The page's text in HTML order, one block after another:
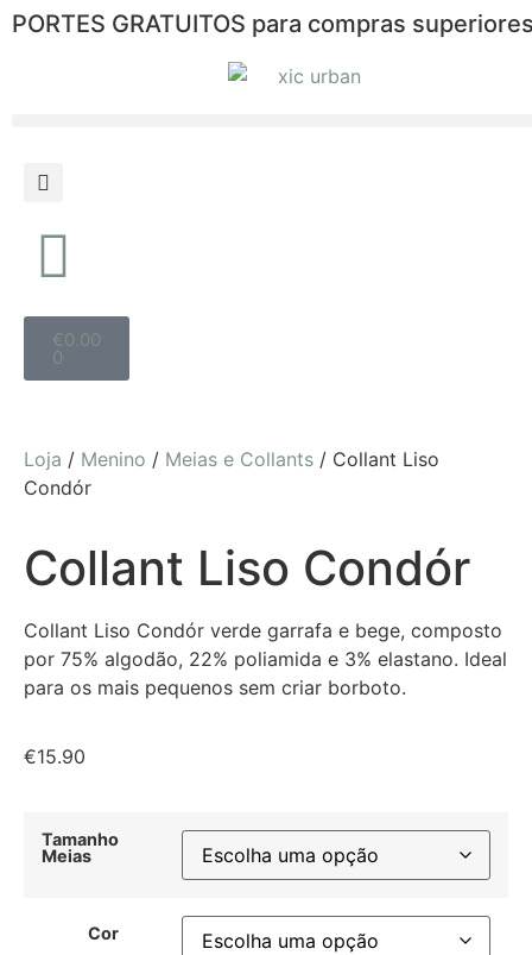
PORTES GRATUITOS para compras
€0.00
0
Loja / Menino / Meias e Collants / Collant Liso
Condór
Collant Liso Condór
Collant Liso Condór verde garrafa e bege, composto
por 75% algodão, 22% poliamida e 3% elastano. Ideal
para os mais pequenos sem criar borboto.
€15.90
Tamanho
Meias
Cor